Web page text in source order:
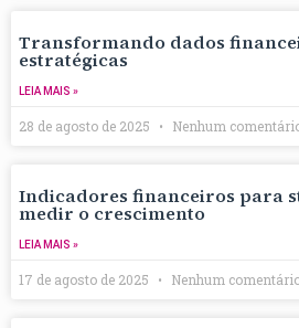
Transformando dados
estratégicas
LEIA MAIS »
28 de agosto de 2025 Nenhum
Indicadores financeiros para
medir o crescimento
LEIA MAIS »
17 de agosto de 2025 Nenhum